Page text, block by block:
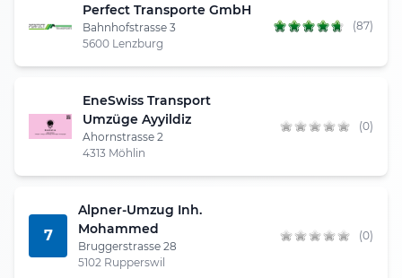
Perfect Transporte GmbH
Bahnhofstrasse 3
5600 Lenzburg
(87)
EneSwiss Transport
Umzüge Ayyildiz
Ahornstrasse 2
4313 Möhlin
(0)
7
Alpner-Umzug Inh.
Mohammed
Bruggerstrasse 28
5102 Rupperswil
(0)